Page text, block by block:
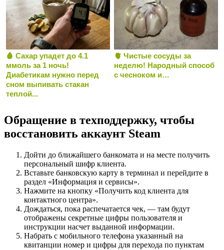
🩸 Сахар упадет до 4.1
ммоль за 1 ночь!
Диабетикам нужно перед
сном выпивать стакан
теплой...
🫀 Чистые сосуды за
неделю! Народный способ
с чесноком и…
Обращение в техподдержку, чтобы
восстановить аккаунт Steam
Дойти до ближайшего банкомата и на месте получить
персональный шифр клиента.
Вставьте банковскую карту в терминал и перейдите в
раздел «Информация и сервисы».
Нажмите на кнопку «Получить код клиента для
контактного центра».
Дождаться, пока распечатается чек, — там будут
отображены секретные цифры пользователя и
инструкции насчет выданной информации.
Набрать с мобильного телефона указанный на
квитанции номер и цифры для перехода по пунктам